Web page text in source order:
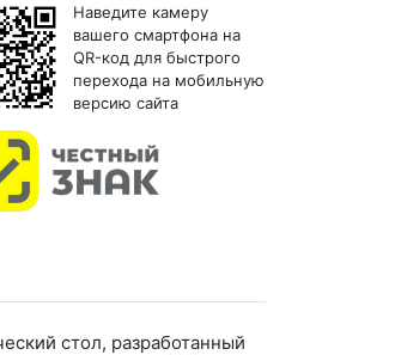
Наведите камеру
вашего смартфона на
QR-код для быстрого
перехода на мобильную
версию сайта
стол, разработанный